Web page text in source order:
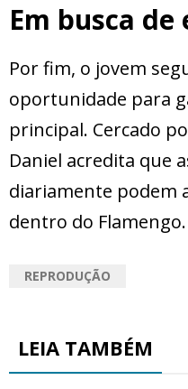
Em busca de
Por fim, o jovem
oportunidade para
principal. Cercado
Daniel acredita que
diariamente podem
dentro do Flamengo.
REPRODUÇÃO
LEIA TAMBÉM